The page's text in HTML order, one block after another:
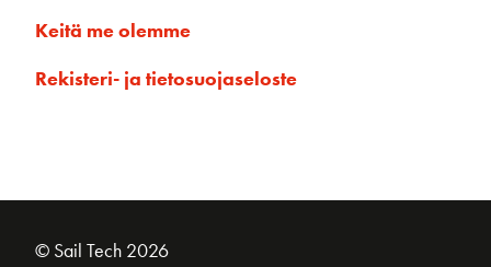
Keitä me olemme
Rekisteri- ja tietosuojaseloste
© Sail Tech 2026